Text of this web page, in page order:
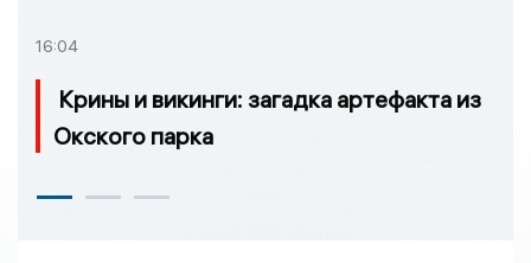
16:04
Крины и викинги: загадка артефакта из
Окского парка